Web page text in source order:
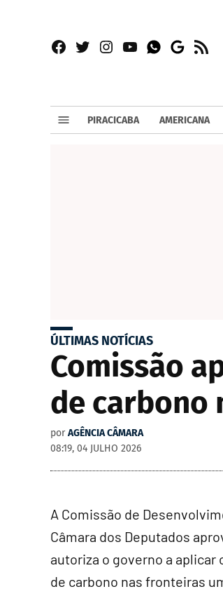
Facebook
TwitterInstagram
YouTubeWhatsapp
Google
RSS
PIRACICABA AMERICANA
ÚLTIMAS NOTÍCIAS
Comissão
de carbono
por AGÊNCIA CÂMARA
08:19, 04 JULHO 2026
A Comissão de
Câmara dos Deputados
autoriza o governo a aplicar
de carbono nas fronteiras